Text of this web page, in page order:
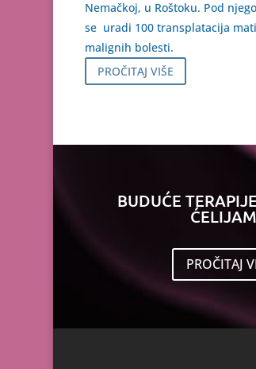
Nemačkoj, u Roštoku. Pod
se uradi 100 transplatacija
malignih bolesti.
PROČITAJ VIŠE
BUDUĆE
PROČITAJ